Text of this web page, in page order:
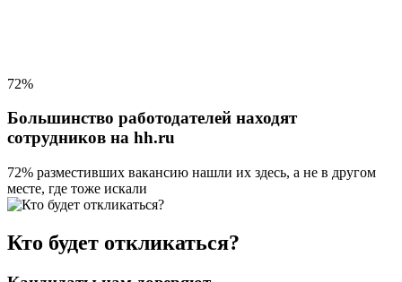
72%
Большинство работодателей находят
сотрудников на hh.ru
72% разместивших вакансию нашли их здесь, а не в другом
месте, где тоже искали
Кто будет откликаться?